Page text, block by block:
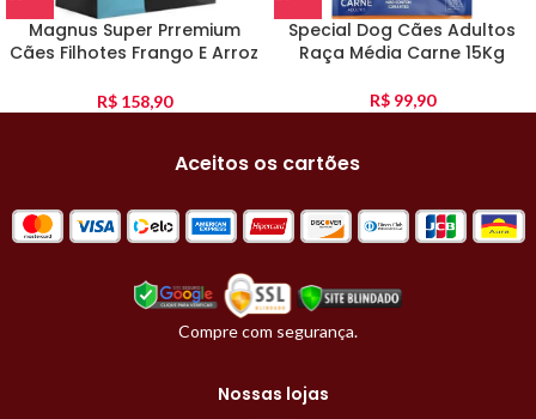
Magnus Super Prremium
Cães Filhotes Frango E Arroz
R$158,90
Special Dog Cães Adultos
Raça Média Carne 15Kg
R$99,90
Aceitos os cartões
Compre com segurança.
Nossas lojas